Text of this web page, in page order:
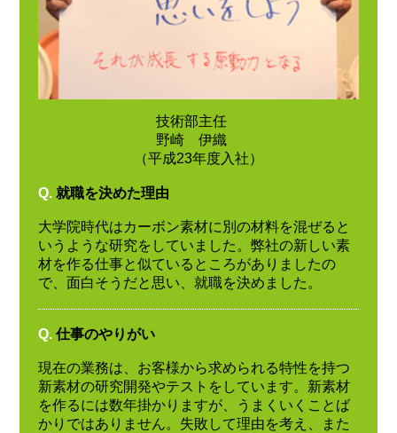
技術部主任
野崎 伊織
（平成23年度入社）
Q. 就職を決めた理由
大学院時代はカーボン素材に別の材料を混ぜると
いうような研究をしていました。弊社の新しい素
材を作る仕事と似ているところがありましたの
で、面白そうだと思い、就職を決めました。
Q. 仕事のやりがい
現在の業務は、お客様から求められる特性を持つ
新素材の研究開発やテストをしています。新素材
を作るには数年掛かりますが、うまくいくことば
かりではありません。失敗して理由を考え、また